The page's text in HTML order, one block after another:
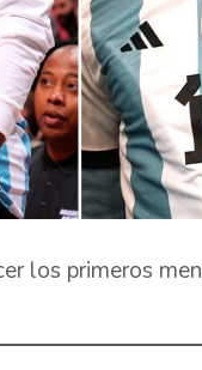
los primeros